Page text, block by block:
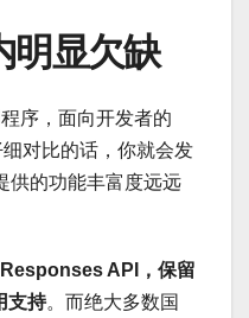
明显欠缺
序，面向开发者的
细对比的话，你就会发
供的功能丰富度远远
API，保留
支持。而绝大多数国